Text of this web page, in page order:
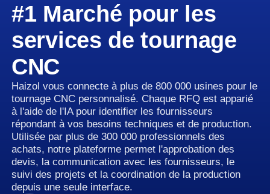
#1 Marché pour les
services de tournage
CNC
Haizol vous connecte à plus de 800 000 usines pour le
tournage CNC personnalisé. Chaque RFQ est apparié
à l'aide de l'IA pour identifier les fournisseurs
répondant à vos besoins techniques et de production.
Utilisée par plus de 300 000 professionnels des
achats, notre plateforme permet l'approbation des
devis, la communication avec les fournisseurs, le
suivi des projets et la coordination de la production
depuis une seule interface.